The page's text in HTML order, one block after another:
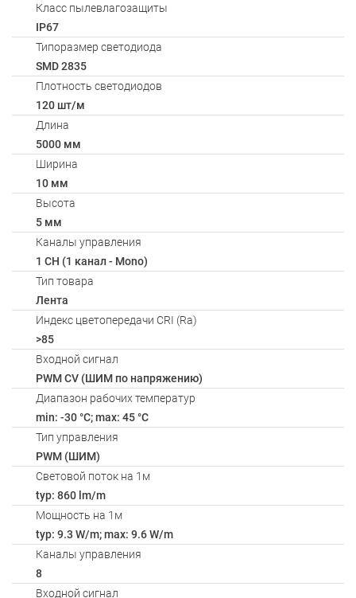
Класс пылевлагозащиты
IP67
Типоразмер светодиода
SMD 2835
Плотность светодиодов
120 шт/м
Длина
5000 мм
Ширина
10 мм
Высота
5 мм
Каналы управления
1 CH (1 канал - Mono)
Тип товара
Лента
Индекс цветопередачи CRI (Ra)
>85
Входной сигнал
PWM СV (ШИМ по напряжению)
Диапазон рабочих температур
min: -30 °C; max: 45 °C
Тип управления
PWM (ШИМ)
Световой поток на 1м
typ: 860 lm/m
Мощность на 1м
typ: 9.3 W/m; max: 9.6 W/m
Каналы управления
8
Входной сигнал